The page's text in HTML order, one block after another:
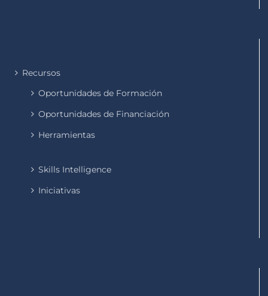
Recursos
Oportunidades de Formación
Oportunidades de Financiación
Herramientas
Skills Intelligence
Iniciativas